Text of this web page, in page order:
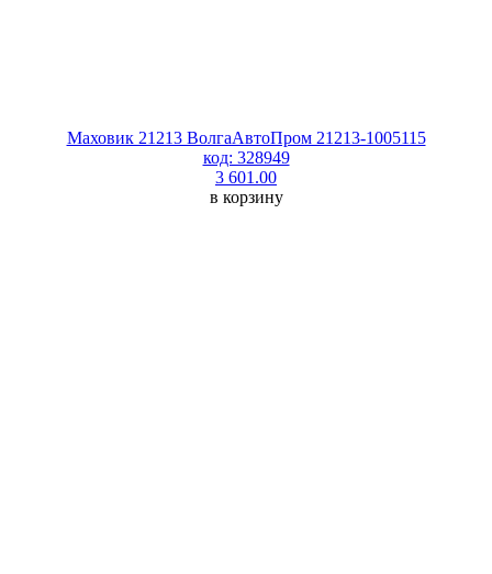
Маховик 21213 ВолгаАвтоПром 21213-1005115
код: 328949
3 601.00
в корзину